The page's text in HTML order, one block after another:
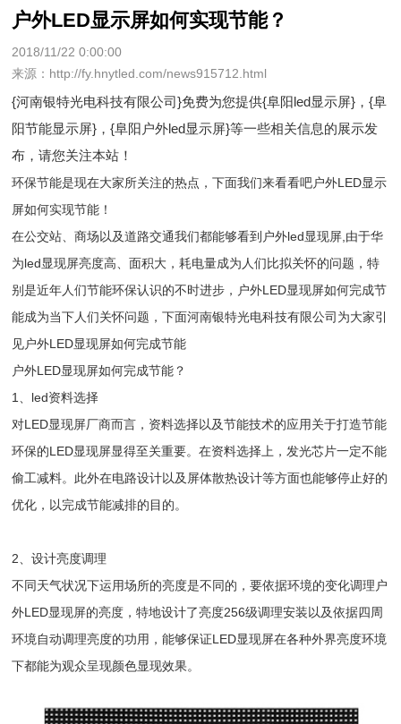
户外LED显示屏如何实现节能？
2018/11/22 0:00:00
来源：http://fy.hnytled.com/news915712.html
{河南银特光电科技有限公司}免费为您提供{阜阳led显示屏} ，{阜
阳节能显示屏}，{阜阳户外led显示屏}等一些相关信息的展示发
布，请您关注本站！
环保节能是现在大家所关注的热点，下面我们来看看吧户外LED显示
屏如何实现节能！
在公交站、商场以及道路交通我们都能够看到户外led显现屏,由于华
为led显现屏亮度高、面积大，耗电量成为人们比拟关怀的问题，特
别是近年人们节能环保认识的不时进步，户外LED显现屏如何完成节
能成为当下人们关怀问题，下面河南银特光电科技有限公司为大家引
见户外LED显现屏如何完成节能
户外LED显现屏如何完成节能？
1、led资料选择
对LED显现屏厂商而言，资料选择以及节能技术的应用关于打造节能
环保的LED显现屏显得至关重要。在资料选择上，发光芯片一定不能
偷工减料。此外在电路设计以及屏体散热设计等方面也能够停止好的
优化，以完成节能减排的目的。
2、设计亮度调理
不同天气状况下运用场所的亮度是不同的，要依据环境的变化调理户
外LED显现屏的亮度，特地设计了亮度256级调理安装以及依据四周
环境自动调理亮度的功用，能够保证LED显现屏在各种外界亮度环境
下都能为观众呈现颜色显现效果。